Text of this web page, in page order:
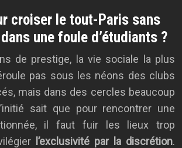
croiser le tout-Paris sans
une foule d’étudiants ?
de prestige, la vie sociale la plus
pas sous les néons des clubs
mais dans des cercles beaucoup
sait que pour rencontrer une
il faut fuir les lieux trop
l’exclusivité par la discrétion.